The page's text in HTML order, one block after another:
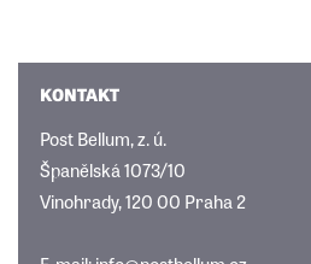
KONTAKT
Post Bellum, z. ú.
Španělská 1073/10
Vinohrady, 120 00 Praha 2